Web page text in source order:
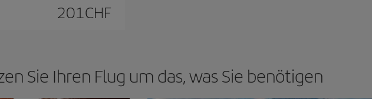
201CHF
Sie Ihren Flug um das, was Sie benötigen